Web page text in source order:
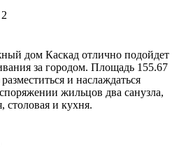
дом Каскад отлично подойдет
за городом. Площадь 155.67
и наслаждаться
жильцов два санузла,
столовая и кухня.